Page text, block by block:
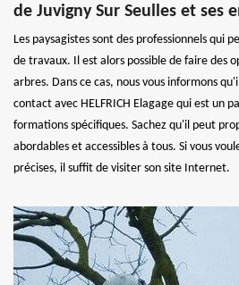
de Juvigny Sur Seulles et ses
Les paysagistes sont des professionnels qui
de travaux. Il est alors possible de faire des
arbres. Dans ce cas, nous vous informons
contact avec HELFRICH Elagage qui est un
formations spécifiques. Sachez qu'il peut
abordables et accessibles à tous. Si vous
précises, il suffit de visiter son site Internet.